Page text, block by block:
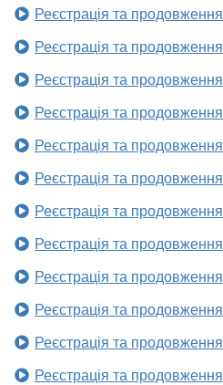
Реєстрація та
Реєстрація та
Реєстрація та
Реєстрація та
Реєстрація та
Реєстрація та
Реєстрація та
Реєстрація та
Реєстрація та
Реєстрація та
Реєстрація та
Реєстрація та